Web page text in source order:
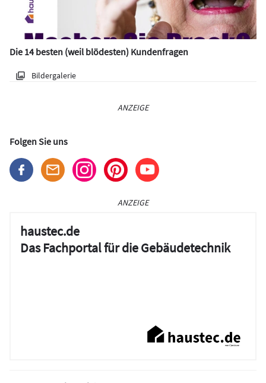
Die 14 besten (weil blödesten) Kundenfragen
Bildergalerie
ANZEIGE
Folgen Sie uns
ANZEIGE
haustec.de
Das Fachportal für die Gebäudetechnik